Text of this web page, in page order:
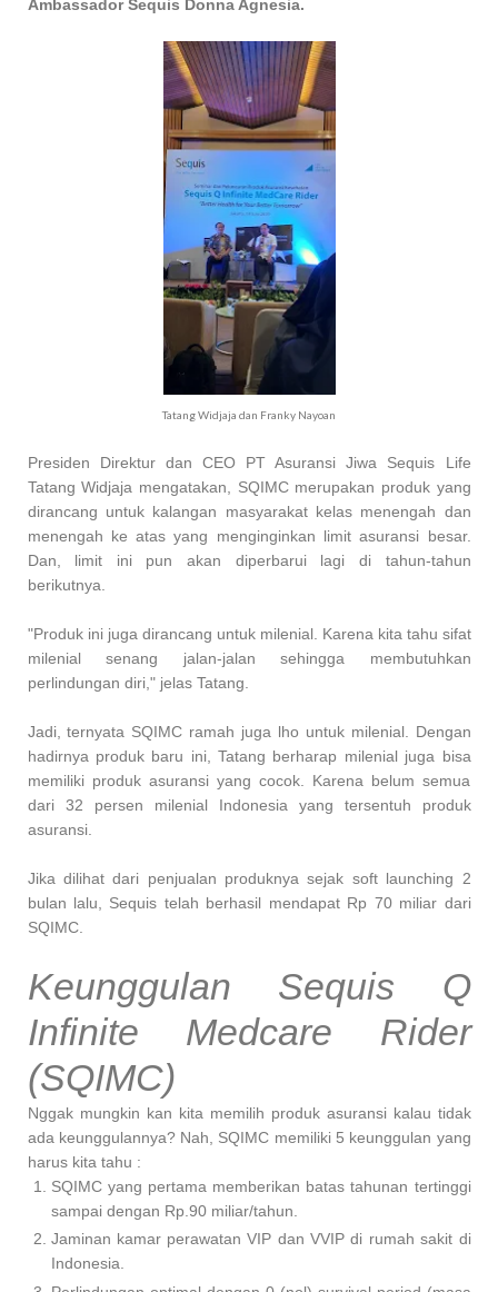
Ambassador Sequis Donna Agnesia.
Tatang Widjaja dan Franky Nayoan
Presiden Direktur dan CEO PT Asuransi Jiwa Sequis Life
Tatang Widjaja mengatakan, SQIMC merupakan produk yang
dirancang untuk kalangan masyarakat kelas menengah dan
menengah ke atas yang menginginkan limit asuransi besar.
Dan, limit ini pun akan diperbarui lagi di tahun-tahun
berikutnya.
"Produk ini juga dirancang untuk milenial. Karena kita tahu sifat
milenial senang jalan-jalan sehingga membutuhkan
perlindungan diri," jelas Tatang.
Jadi, ternyata SQIMC ramah juga lho untuk milenial. Dengan
hadirnya produk baru ini, Tatang berharap milenial juga bisa
memiliki produk asuransi yang cocok. Karena belum semua
dari 32 persen milenial Indonesia yang tersentuh produk
asuransi.
Jika dilihat dari penjualan produknya sejak soft launching 2
bulan lalu, Sequis telah berhasil mendapat Rp 70 miliar dari
SQIMC.
Keunggulan Sequis Q
Infinite Medcare Rider
(SQIMC)
Nggak mungkin kan kita memilih produk asuransi kalau tidak
ada keunggulannya? Nah, SQIMC memiliki 5 keunggulan yang
harus kita tahu :
SQIMC yang pertama memberikan batas tahunan tertinggi
sampai dengan Rp.90 miliar/tahun.
Jaminan kamar perawatan VIP dan VVIP di rumah sakit di
Indonesia.